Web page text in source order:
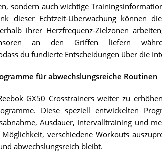
sondern auch wichtige
dieser Echtzeit-Überwachung können
ihrer Herzfrequenz-Zielzonen
an den Griffen liefern
du fundierte Entscheidungen über die
für abwechslungsreiche Routinen
GX50 Crosstrainers weiter zu
Diese speziell entwickelten
Ausdauer, Intervalltraining und
verschiedene Workouts
abwechslungsreich bleibt.